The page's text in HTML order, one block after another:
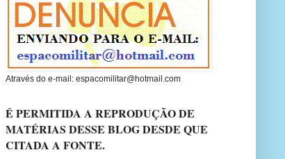
Através do e-mail: espacomilitar@hotmail.com
É PERMITIDA A REPRODUÇÃO DE
MATÉRIAS DESSE BLOG DESDE QUE
CITADA A FONTE.